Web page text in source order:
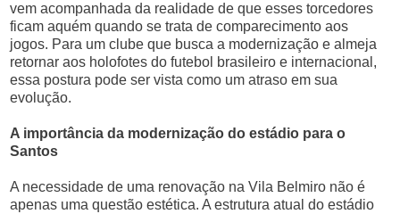
vem acompanhada da realidade de que esses torcedores
ficam aquém quando se trata de comparecimento aos
jogos. Para um clube que busca a modernização e almeja
retornar aos holofotes do futebol brasileiro e internacional,
essa postura pode ser vista como um atraso em sua
evolução.
A importância da modernização do estádio para o
Santos
A necessidade de uma renovação na Vila Belmiro não é
apenas uma questão estética. A estrutura atual do estádio